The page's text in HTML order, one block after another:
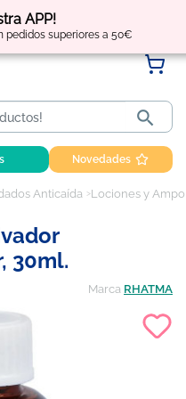
APP!
pedidos superiores a 50€
por tus compras

Novedades
Anticaída Lociones y
30ml.
Marca RHATMA